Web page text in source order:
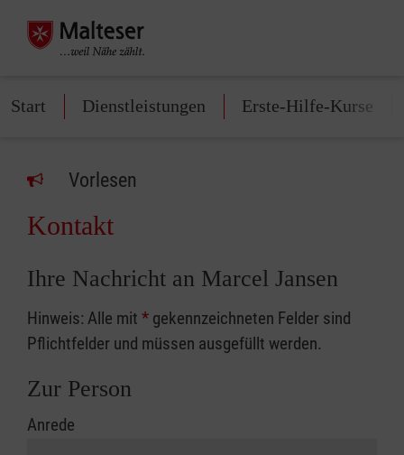
Start Dienstleistungen Erste-Hilfe-Kurse
Vorlesen
Kontakt
Ihre Nachricht an Marcel Jansen
Hinweis: Alle mit * gekennzeichneten Felder sind
Pflichtfelder und müssen ausgefüllt werden.
Zur Person
Anrede